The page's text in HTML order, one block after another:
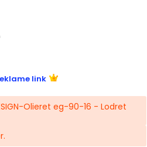
link
Olieret eg-90-16 - Lodret